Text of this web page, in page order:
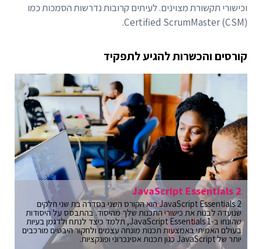
וכישורי תקשורת מצוינים. לעיתים קרובות נדרשות הסמכות כמו
Certified ScrumMaster (CSM).
קורסים והכשרות להגיע לתפקיד
JavaScript Essentials 2
JavaScript Essentials 2 הוא הקורס השני בסדרה בת שני חלקים
שנועדה לבנות את כישורי התכנות שלך מהיסוד. בהתבסס על היסודות
שהונחו ב-JavaScript Essentials 1, תלמד כיצד לנתח ולדגמן בעיות
בעולם האמיתי באמצעות תכנות מונחה עצמים ולחקור היבטים מורכבים
יותר של JavaScript כגון תכנות אסינכרוני ופונקציות.